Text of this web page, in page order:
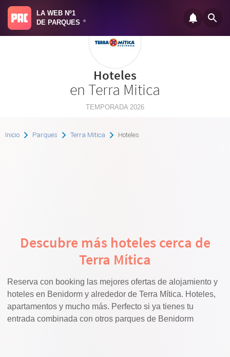
LA WEB Nº1
DE PARQUES
®
Hoteles
en Terra Mitica
TEMPORADA 2026
Inicio Parques Terra Mitica Hoteles
Descubre más hoteles cerca de
Terra Mítica
Reserva con booking las mejores ofertas de alojamiento y
hoteles en Benidorm y alrededor de Terra Mítica. Hoteles,
apartamentos y mucho más. Perfecto si ya tienes tu
entrada combinada con otros parques de Benidorm